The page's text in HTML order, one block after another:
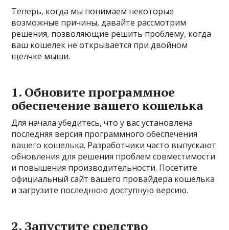
Теперь, когда мы понимаем некоторые
возможные причины, давайте рассмотрим
решения, позволяющие решить проблему, когда
ваш кошелек не открывается при двойном
щелчке мыши.
1. Обновите программное
обеспечение вашего кошелька
Для начала убедитесь, что у вас установлена ​​
последняя версия программного обеспечения
вашего кошелька. Разработчики часто выпускают
обновления для решения проблем совместимости
и повышения производительности. Посетите
официальный сайт вашего провайдера кошелька
и загрузите последнюю доступную версию.
2. Запустите средство